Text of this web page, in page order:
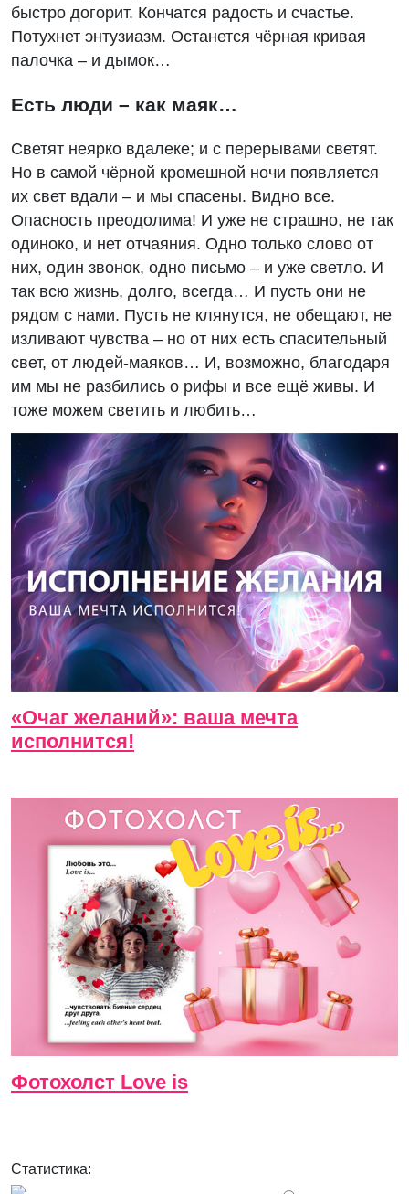
быстро догорит. Кончатся радость и счастье.
Потухнет энтузиазм. Останется чёрная кривая
палочка – и дымок…
Есть люди – как маяк…
Светят неярко вдалеке; и с перерывами светят.
Но в самой чёрной кромешной ночи появляется
их свет вдали – и мы спасены. Видно все.
Опасность преодолима! И уже не страшно, не так
одиноко, и нет отчаяния. Одно только слово от
них, один звонок, одно письмо – и уже светло. И
так всю жизнь, долго, всегда… И пусть они не
рядом с нами. Пусть не клянутся, не обещают, не
изливают чувства – но от них есть спасительный
свет, от людей-маяков… И, возможно, благодаря
им мы не разбились о рифы и все ещё живы. И
тоже можем светить и любить…
«Очаг желаний»: ваша мечта
исполнится!
Фотохолст Love is
Статистика: